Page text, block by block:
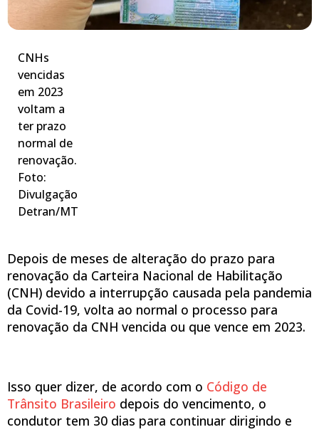
CNHs
vencidas
em 2023
voltam a
ter prazo
normal de
renovação.
Foto:
Divulgação
Detran/MT
Depois de meses de alteração do prazo para
renovação da Carteira Nacional de Habilitação
(CNH) devido a interrupção causada pela pandemia
da Covid-19, volta ao normal o processo para
renovação da CNH vencida ou que vence em 2023.
Isso quer dizer, de acordo com o Código de
Trânsito Brasileiro depois do vencimento, o
condutor tem 30 dias para continuar dirigindo e